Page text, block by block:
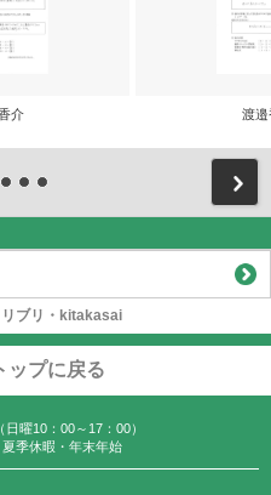
介 渡邉
リブリ・kitakasai
ップに戻る
曜10：00～17：00）
季休暇・年末年始